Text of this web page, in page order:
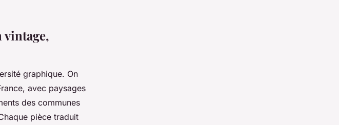
vintage,
graphique. On
avec paysages
des communes
pièce traduit